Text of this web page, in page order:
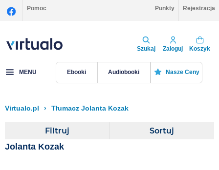
Pomoc Punkty Rejestracja
Szukaj Zaloguj Koszyk
MENU Ebooki Audiobooki Nasze Ceny
Virtualo.pl › Tłumacz Jolanta Kozak
Filtruj Sortuj
Jolanta Kozak